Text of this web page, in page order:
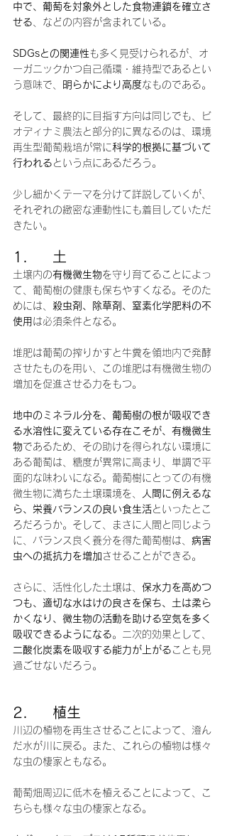
中で、葡萄を対象外とした食物連鎖を確立さ
せる 、などの内容が含まれている。
SDGsとの関連性も多く見受けられるが、オ
ーガニックかつ自己循環・維持型であるとい
う意味で、
明らかにより高度なものである。
そして、最終的に目指す方向は同じでも、ビ
オディナミ農法と部分的に異なるのは、環境
再生型葡萄栽培が常に科学的根拠に基づいて
行われる という点にあるだろう。
少し細かくテーマを分けて詳説していくが、
それぞれの緻密な連動性にも着目していただ
きたい。
1.     土
土壌内の有機微生物を守り育てることによっ
て、葡萄樹の健康も保ちやすくなる。そのた
めには、 殺虫剤、除草剤、窒素化学肥料の不
使用 は必須条件となる。
堆肥は葡萄の搾りかすと牛糞を領地内で発酵
させたものを用い、この堆肥は有機微生物の
増加を促進させる力をもつ。
地中のミネラル分を、葡萄樹の根が吸収でき
る水溶性に変えている存在こそが、有機微生
物であるため、その助けを得られない環境に
ある葡萄は、糖度が異常に高まり、単調で平
面的な味わいになる。葡萄樹にとっての有機
微生物に満ちた土壌環境を、
人間に例えるな
ら、栄養バランスの良い食生活といったとこ
ろだろうか。そして、まさに人間と同じよう
に、バランス良く養分を得た葡萄樹は、 病害
虫への抵抗力を増加させることができる。
さらに、活性化した土壌は、 保水力を高めつ
つも、適切な水はけの良さを保ち、土は柔ら
かくなり、微生物の活動を助ける空気を多く
吸収できるようになる。二次的効果として、
二酸化炭素を吸収する能力が上がる ことも見
過ごせないだろう。
2.     植生
川辺の植物を再生させることによって、澄ん
だ水が川に戻る。また、これらの植物は様々
な虫の棲家ともなる。
葡萄畑周辺に低木を植えることによって、こ
ちらも様々な虫の棲家となる。